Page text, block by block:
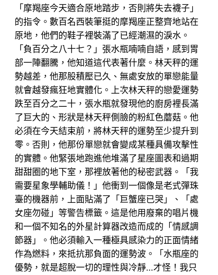
「摩羯座今天適合原地踏步，否則將失去襪子」
的指令。數百名西裝筆挺的摩羯座正整齊地站在
原地，他們的鞋子裡裝滿了已經潮濕的淚水。
「負百分之八十七？」張水瓶喃喃自語，感到胃
部一陣翻騰，他知道這代表著什麼。林天秤的運
勢越差，他那股積壓已久、無處安放的單戀能量
就會越發瘋狂地實體化。上次林天秤的戀愛運勢
跌至百分之二十，張水瓶就發現他的廚房裡長滿
了巨大的、形狀是林天秤側臉的粉紅色蘑菇。他
必須在今天結束前，將林天秤的運勢至少提升到
零。否則，他那份單戀就會變成某種具備攻擊性
的實體。他緊張地跑進他堆滿了星座圖表和過期
甜甜圈的地下室，那裡放著他的秘密武器。「我
需要星象學輔助儀！」他衝到一個像是老式彈珠
臺的機器前，上面貼滿了「巨蟹座已哭」、「處
女座勿碰」等警告標籤。這是他用廢棄的唱片機
和一個不知名的外星計算器改造而成的「情感調
節器」。他必須輸入一種極具感染力的正面情緒
作為燃料，來抵抗那負面的運勢波。「水瓶座的
優勢，就是超脫一切的理性與冷靜…才怪！我只